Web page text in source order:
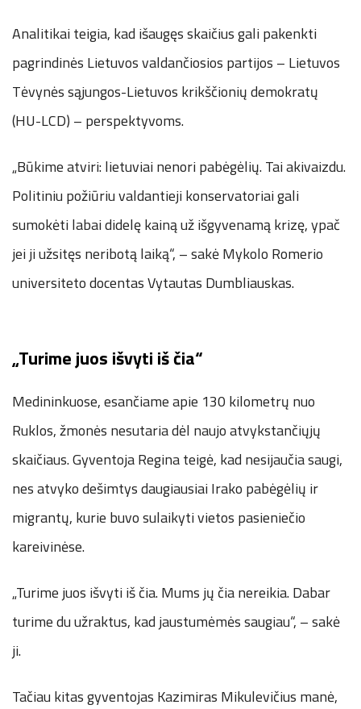
Analitikai teigia, kad išaugęs skaičius gali pakenkti
pagrindinės Lietuvos valdančiosios partijos – Lietuvos
Tėvynės sąjungos-Lietuvos krikščionių demokratų
(HU-LCD) – perspektyvoms.
„Būkime atviri: lietuviai nenori pabėgėlių. Tai akivaizdu.
Politiniu požiūriu valdantieji konservatoriai gali
sumokėti labai didelę kainą už išgyvenamą krizę, ypač
jei ji užsitęs neribotą laiką“, – sakė Mykolo Romerio
universiteto docentas Vytautas Dumbliauskas.
„Turime juos išvyti iš čia“
Medininkuose, esančiame apie 130 kilometrų nuo
Ruklos, žmonės nesutaria dėl naujo atvykstančiųjų
skaičiaus. Gyventoja Regina teigė, kad nesijaučia saugi,
nes atvyko dešimtys daugiausiai Irako pabėgėlių ir
migrantų, kurie buvo sulaikyti vietos pasieniečio
kareivinėse.
„Turime juos išvyti iš čia. Mums jų čia nereikia. Dabar
turime du užraktus, kad jaustumėmės saugiau“, – sakė
ji.
Tačiau kitas gyventojas Kazimiras Mikulevičius manė,